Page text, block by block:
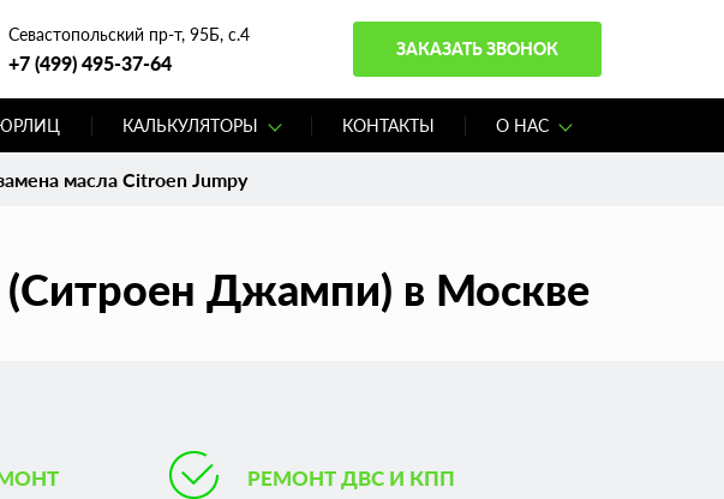
Севастопольский пр-т, 95Б, с.4
+7 (499) 495-37-64
ЗАКАЗАТЬ ЗВОНОК
КАЛЬКУЛЯТОРЫ КОНТАКТЫ О НАС
масла Citroen Jumpy
(Ситроен Джампи) в Москве
РЕМОНТ ДВС И КПП